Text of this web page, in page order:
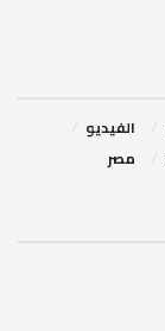
‏الفيديو
مصر